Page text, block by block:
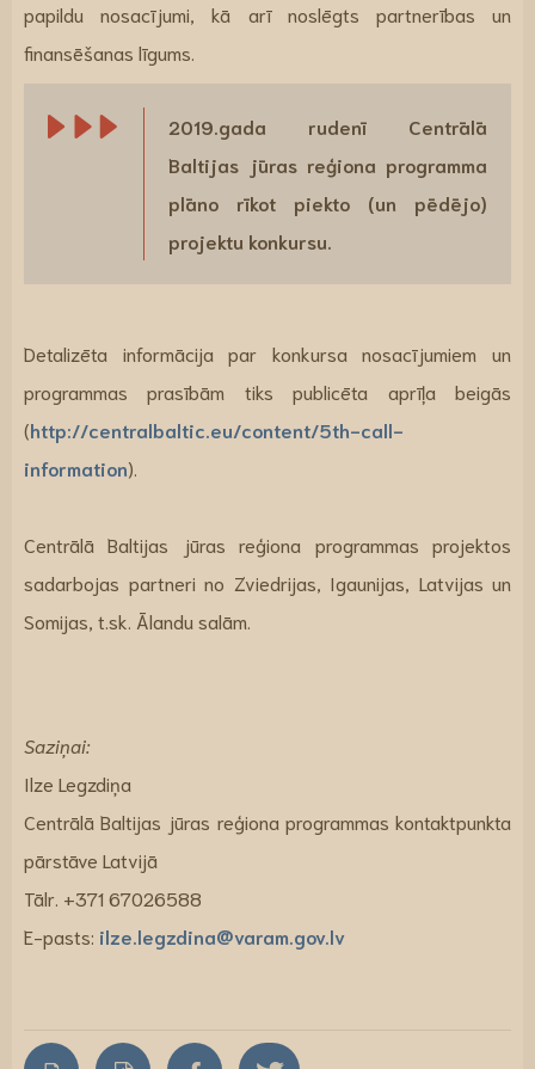
papildu nosacījumi, kā arī noslēgts partnerības un
finansēšanas līgums.
2019.gada rudenī Centrālā
Baltijas jūras reģiona programma
plāno rīkot piekto (un pēdējo)
projektu konkursu.
Detalizēta informācija par konkursa nosacījumiem un
programmas prasībām tiks publicēta aprīļa beigās
(http://centralbaltic.eu/content/5th-call-
information).
Centrālā Baltijas jūras reģiona programmas projektos
sadarbojas partneri no Zviedrijas, Igaunijas, Latvijas un
Somijas, t.sk. Ālandu salām.
Saziņai:
Ilze Legzdiņa
Centrālā Baltijas jūras reģiona programmas kontaktpunkta
pārstāve Latvijā
Tālr. +371 67026588
E-pasts: ilze.legzdina@varam.gov.lv